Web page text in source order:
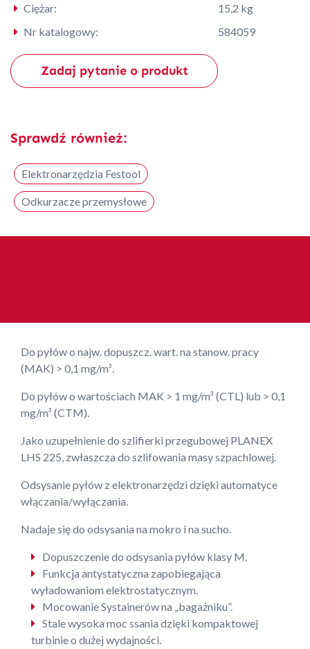
Ciężar:
15,2 kg
Nr katalogowy:
584059
Zadaj pytanie o produkt
Sprawdź również:
Elektronarzędzia Festool
Odkurzacze przemysłowe
Do pyłów o najw. dopuszcz. wart. na stanow. pracy
(MAK) > 0,1 mg/m³.
Do pyłów o wartościach MAK > 1 mg/m³ (CTL) lub > 0,1
mg/m³ (CTM).
Jako uzupełnienie do szlifierki przegubowej PLANEX
LHS 225, zwłaszcza do szlifowania masy szpachlowej.
Odsysanie pyłów z elektronarzędzi dzięki automatyce
włączania/wyłączania.
Nadaje się do odsysania na mokro i na sucho.
Dopuszczenie do odsysania pyłów klasy M.
Funkcja antystatyczna zapobiegająca
wyładowaniom elektrostatycznym.
Mocowanie Systainerów na „bagażniku”.
Stale wysoka moc ssania dzięki kompaktowej
turbinie o dużej wydajności.